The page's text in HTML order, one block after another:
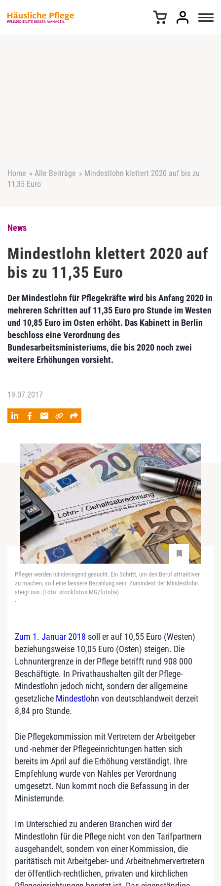
Home » Alle Beiträge » Mindestlohn klettert 2020 auf bis zu
11,35 Euro
News
Mindestlohn klettert 2020 auf
bis zu 11,35 Euro
Der Mindestlohn für Pflegekräfte wird bis Anfang 2020 in
mehreren Schritten auf 11,35 Euro pro Stunde im Westen
und 10,85 Euro im Osten erhöht. Das Kabinett in Berlin
beschloss eine Verordnung des
Bundesarbeitsministeriums, die bis 2020 noch zwei
weitere Erhöhungen vorsieht.
19.07.2017
Pfleger werden händeringend gesucht. Ein Schritt, um den Beruf attraktiver
zu machen, soll eine bessere Bezahlung sein. Zumindest der Mindestlohn
steigt nun. (Foto: stockfotos MG/fotolia)
-
Zum 1. Januar 2018 soll er auf 10,55 Euro (Westen)
beziehungsweise 10,05 Euro (Osten) steigen. Die
Lohnuntergrenze in der Pflege betrifft rund 908 000
Beschäftigte. In Privathaushalten gilt der Pflege-
Mindestlohn jedoch nicht, sondern der allgemeine
gesetzliche Mindestlohn von deutschlandweit derzeit
8,84 pro Stunde.
Die Pflegekommission mit Vertretern der Arbeitgeber
und -nehmer der Pflegeeinrichtungen hatten sich
bereits im April auf die Erhöhung verständigt. Ihre
Empfehlung wurde von Nahles per Verordnung
umgesetzt. Nun kommt noch die Befassung in der
Ministerrunde.
Im Unterschied zu anderen Branchen wird der
Mindestlohn für die Pflege nicht von den Tarifpartnern
ausgehandelt, sondern von einer Kommission, die
paritätisch mit Arbeitgeber- und Arbeitnehmervertretern
der öffentlich-rechtlichen, privaten und kirchlichen